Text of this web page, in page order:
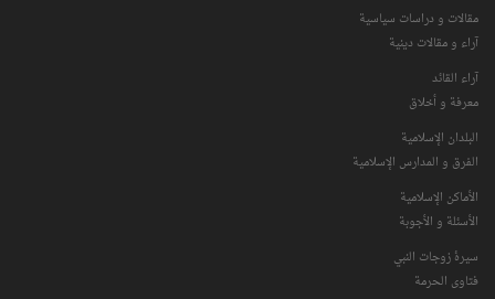
مقالات و دراسات سياسية
آراء و مقالات دينية
آراء القائد
معرفة و أخلاق
البلدان الإسلامية
الفرق و المدارس الإسلامية
الأماكن الإسلامية
الأسئلة و الأجوبة
سیرۀ زوجات النبي
فتاوی الحرمة